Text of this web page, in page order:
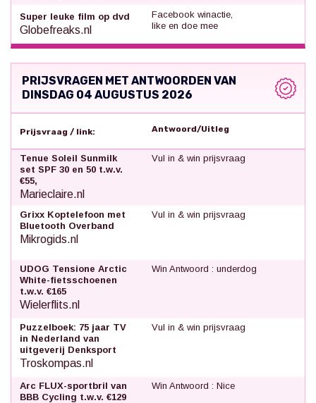
Super leuke film op dvd
Globefreaks.nl
Facebook winactie,
like en doe mee
PRIJSVRAGEN MET ANTWOORDEN VAN
DINSDAG 04 AUGUSTUS 2026
Prijsvraag / link: Antwoord/Uitleg
Tenue Soleil Sunmilk
set SPF 30 en 50 t.w.v.
€55,
Marieclaire.nl
Vul in & win prijsvraag
Grixx Koptelefoon met
Bluetooth Overband
Mikrogids.nl
Vul in & win prijsvraag
UDOG Tensione Arctic
White-fietsschoenen
t.w.v. €165
Wielerflits.nl
Win Antwoord : underdog
Puzzelboek: 75 jaar TV
in Nederland van
uitgeverij Denksport
Troskompas.nl
Vul in & win prijsvraag
Arc FLUX-sportbril van
BBB Cycling t.w.v. €129
Win Antwoord : Nice